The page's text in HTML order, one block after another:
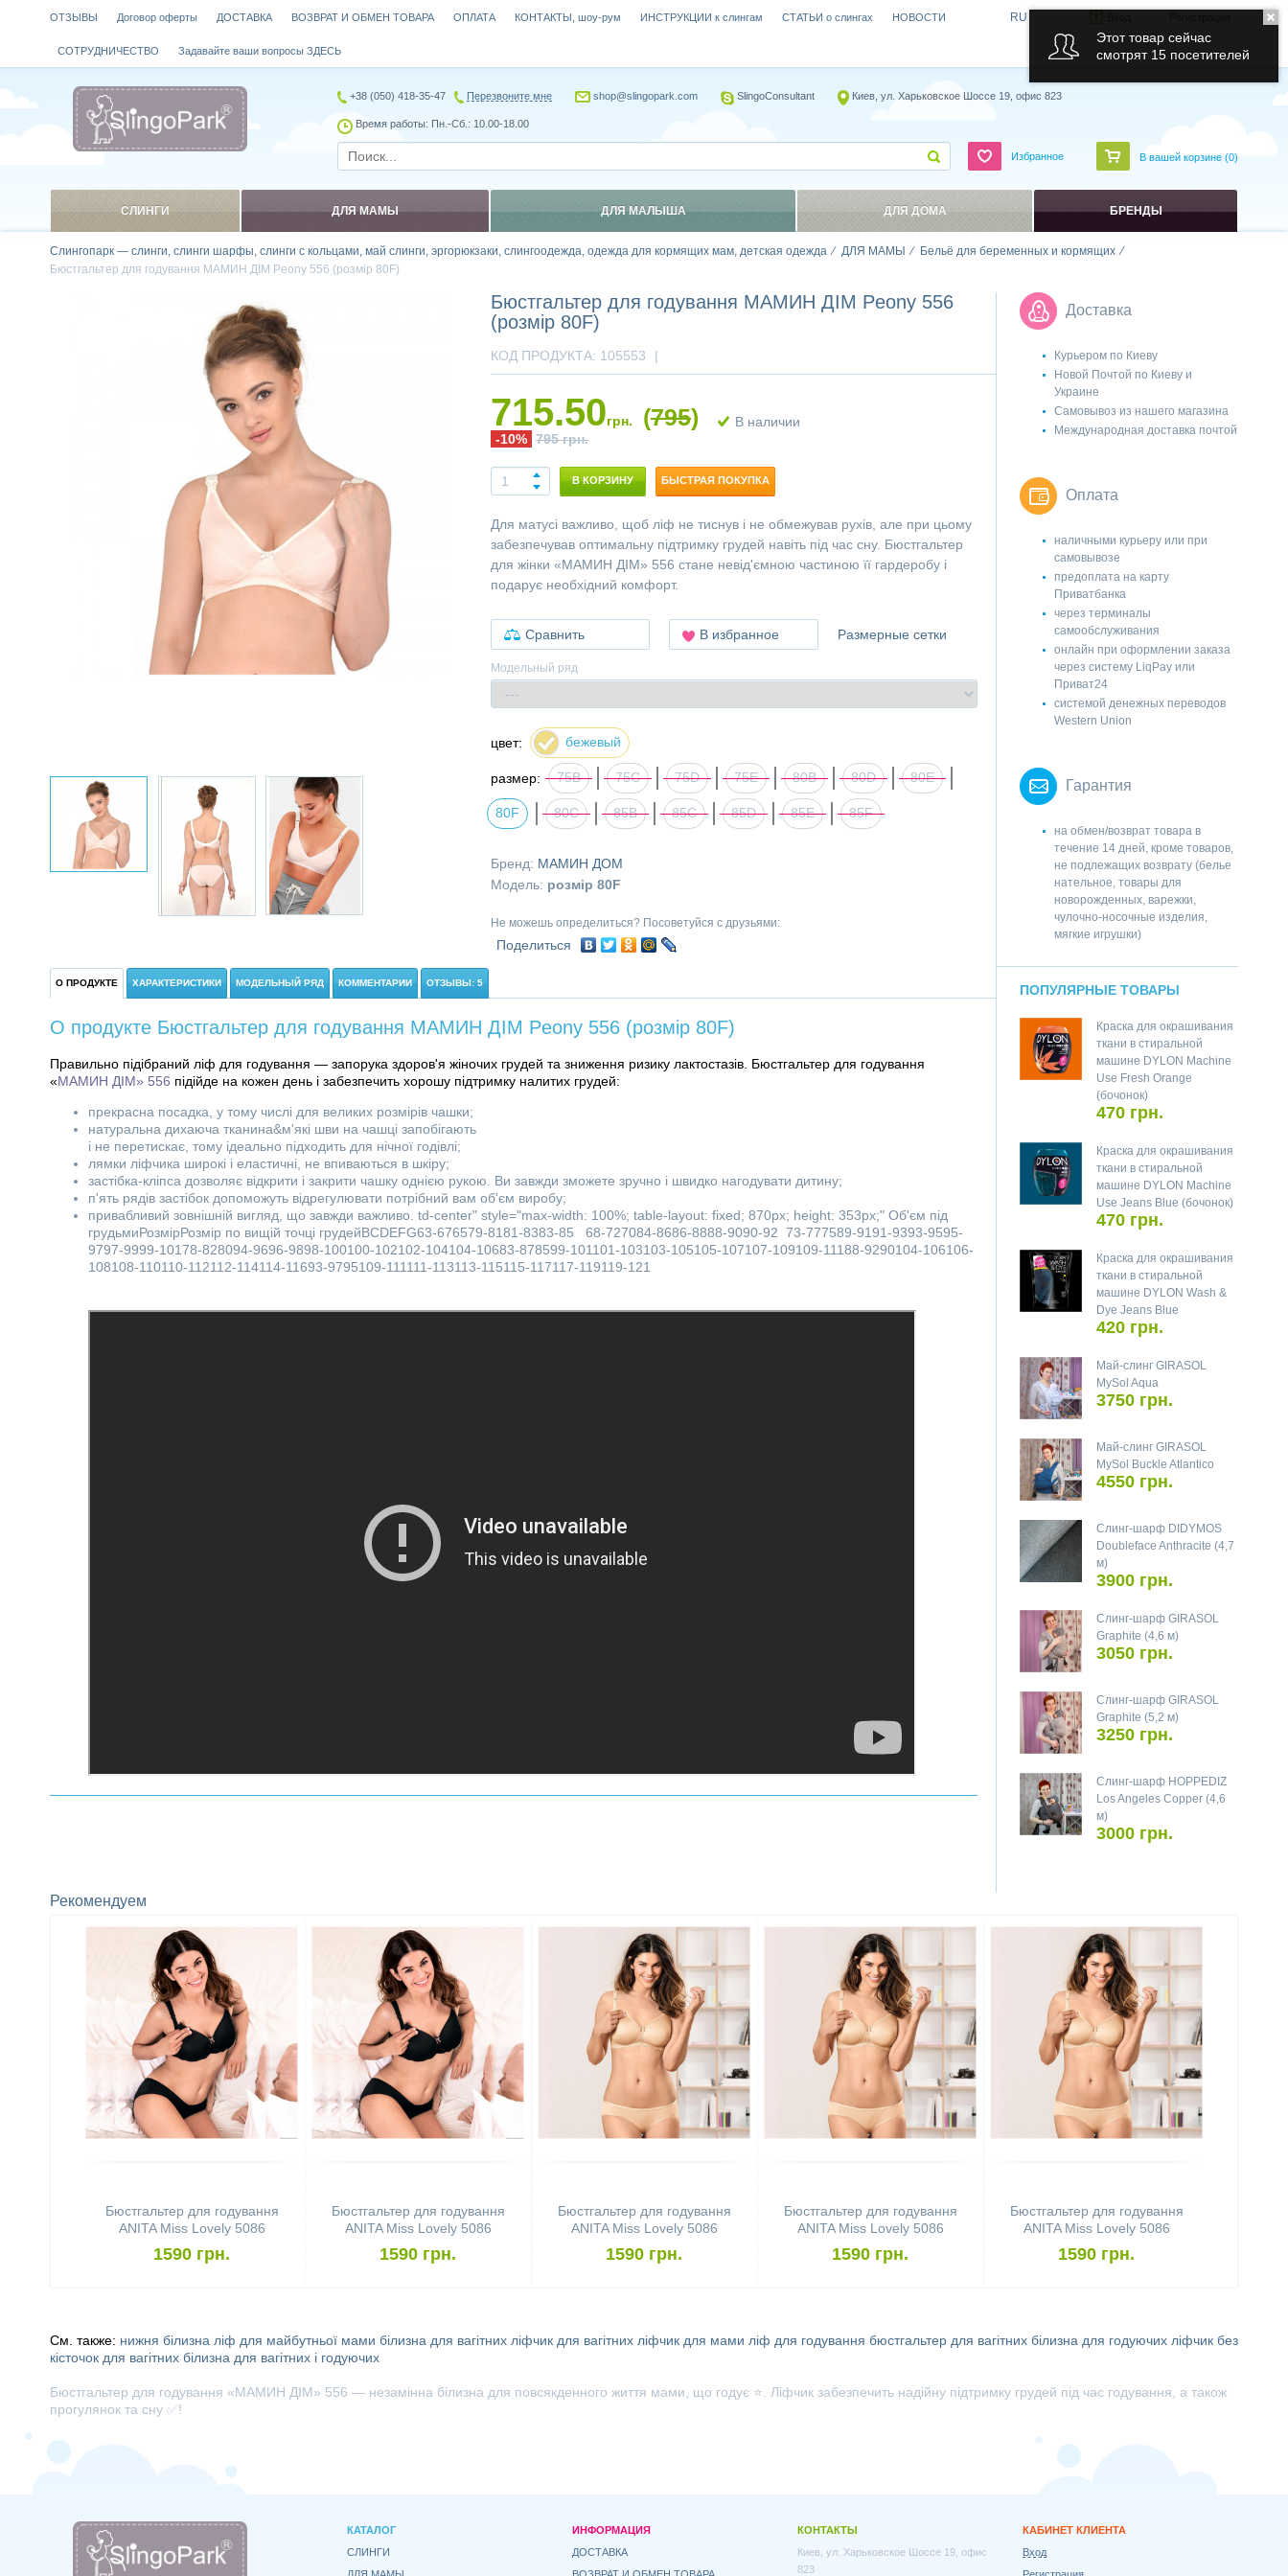
Слингопарк — слинги, слинги шарфы, слинги с кольцами, май слинги, эргорюкзаки, слингоодежда, одежда для кормящих мам, детская одежда ДЛЯ МАМЫ
Бельё для беременных и кормящих
Бюстгальтер для годування МАМИН ДІМ Peony 556 (розмір 80F)
Бюстгальтер для годування МАМИН ДІМ Peony 556
(розмір 80F)
КОД ПРОДУКТА: 105553 |
715.50грн. (795)
-10% 795 грн.
В наличии
В КОРЗИНУ БЫСТРАЯ ПОКУПКА
Для матусі важливо, щоб ліф не тиснув і не обмежував рухів, але при цьому
забезпечував оптимальну підтримку грудей навіть під час сну. Бюстгальтер
для жінки «МАМИН ДІМ» 556 стане невід'ємною частиною її гардеробу і
подарує необхідний комфорт.
Сравнить В избранное Размерные сетки
Модельный ряд
цвет: бежевый
размер: 75B 75C 75D 75E 80B 80D 80E
80F 80С 85B 85C 85D 85E 85F
Бренд: МАМИН ДОМ
Модель: розмір 80F
Не можешь определиться? Посоветуйся с друзьями:
Поделиться
О ПРОДУКТЕ ХАРАКТЕРИСТИКИ МОДЕЛЬНЫЙ РЯД КОММЕНТАРИИ ОТЗЫВЫ: 5
О продукте Бюстгальтер для годування МАМИН ДІМ Peony 556 (розмір 80F)
Правильно підібраний ліф для годування — запорука здоров'я жіночих грудей та зниження ризику лактостазів. Бюстгальтер для годування
«МАМИН ДІМ» 556 підійде на кожен день і забезпечить хорошу підтримку налитих грудей:
прекрасна посадка, у тому числі для великих розмірів чашки;
натуральна дихаюча тканина&м'які шви на чашці запобігають
і не перетискає, тому ідеально підходить для нічної годівлі;
лямки ліфчика широкі і еластичні, не впиваються в шкіру;
застібка-кліпса дозволяє відкрити і закрити чашку однією рукою. Ви завжди зможете зручно і швидко нагодувати дитину;
п'ять рядів застібок допоможуть відрегулювати потрібний вам об'єм виробу;
привабливий зовнішній вигляд, що завжди важливо. td-center" style="max-width: 100%; table-layout: fixed; 870px; height: 353px;" Об'єм під
грудьмиРозмірРозмір по вищій точці грудейBCDEFG63-676579-8181-8383-85 68-727084-8686-8888-9090-92 73-777589-9191-9393-9595-
9797-9999-10178-828094-9696-9898-100100-102102-104104-10683-878599-101101-103103-105105-107107-109109-11188-9290104-106106-
108108-110110-112112-114114-11693-9795109-111111-113113-115115-117117-119119-121
Доставка
Курьером по Киеву
Новой Почтой по Киеву и
Украине
Самовывоз из нашего магазина
Международная доставка почтой
Оплата
наличными курьеру или при
самовывозе
предоплата на карту
Приватбанка
через терминалы
самообслуживания
онлайн при оформлении заказа
через систему LiqPay или
Приват24
системой денежных переводов
Western Union
Гарантия
на обмен/возврат товара в
течение 14 дней, кроме товаров,
не подлежащих возврату (белье
нательное, товары для
новорожденных, варежки,
чулочно-носочные изделия,
мягкие игрушки)
ПОПУЛЯРНЫЕ ТОВАРЫ
Краска для окрашивания
ткани в стиральной
машине DYLON Machine
Use Fresh Orange
(бочонок)
470 грн.
Краска для окрашивания
ткани в стиральной
машине DYLON Machine
Use Jeans Blue (бочонок)
470 грн.
Краска для окрашивания
ткани в стиральной
машине DYLON Wash &
Dye Jeans Blue
420 грн.
Май-слинг GIRASOL
MySol Aqua
3750 грн.
Май-слинг GIRASOL
MySol Buckle Atlantico
4550 грн.
Слинг-шарф DIDYMOS
Doubleface Anthracite (4,7
м)
3900 грн.
Слинг-шарф GIRASOL
Graphite (4,6 м)
3050 грн.
Слинг-шарф GIRASOL
Graphite (5,2 м)
3250 грн.
Слинг-шарф HOPPEDIZ
Los Angeles Copper (4,6
м)
3000 грн.
Рекомендуем
Бюстгальтер для годування
ANITA Miss Lovely 5086
(розмір 75B, Black)
1590 грн.
Бюстгальтер для годування
ANITA Miss Lovely 5086
(розмір 75C, Black)
1590 грн.
Бюстгальтер для годування
ANITA Miss Lovely 5086
(розмір 75B, Desert)
1590 грн.
Бюстгальтер для годування
ANITA Miss Lovely 5086
(розмір 80C, Desert)
1590 грн.
Бюстгальтер для годування
ANITA Miss Lovely 5086
(розмір 85D, Desert)
1590 грн.
См. также: нижня білизна ліф для майбутньої мами білизна для вагітних ліфчик для вагітних ліфчик для мами ліф для годування бюстгальтер для вагітних білизна для годуючих ліфчик без
кісточок для вагітних білизна для вагітних і годуючих
Бюстгальтер для годування «МАМИН ДІМ» 556 — незамінна білизна для повсякденного життя мами, що годує ⭐. Ліфчик забезпечить надійну підтримку грудей під час годування, а також
прогулянок та сну ✅!
ОТЗЫВЫ Договор оферты ДОСТАВКА ВОЗВРАТ И ОБМЕН ТОВАРА ОПЛАТА КОНТАКТЫ, шоу-рум ИНСТРУКЦИИ к слингам СТАТЬИ о слингах НОВОСТИ
СОТРУДНИЧЕСТВО Задавайте ваши вопросы ЗДЕСЬ
RU
+38 (050) 418-35-47 Перезвоните мне shop@slingopark.com SlingoConsultant Киев, ул. Харьковское Шоссе 19, офис 823
Время работы: Пн.-Сб.: 10.00-18.00
Избранное В вашей корзине (0)
СЛИНГИ ДЛЯ МАМЫ ДЛЯ МАЛЫША ДЛЯ ДОМА БРЕНДЫ
КАТАЛОГ
СЛИНГИ
ИНФОРМАЦИЯ
ДОСТАВКА
КОНТАКТЫ
Киев, ул. Харьковское Шоссе 19, офис
823
КАБИНЕТ КЛИЕНТА
Вход
Этот товар сейчас
смотрят 15 посетителей